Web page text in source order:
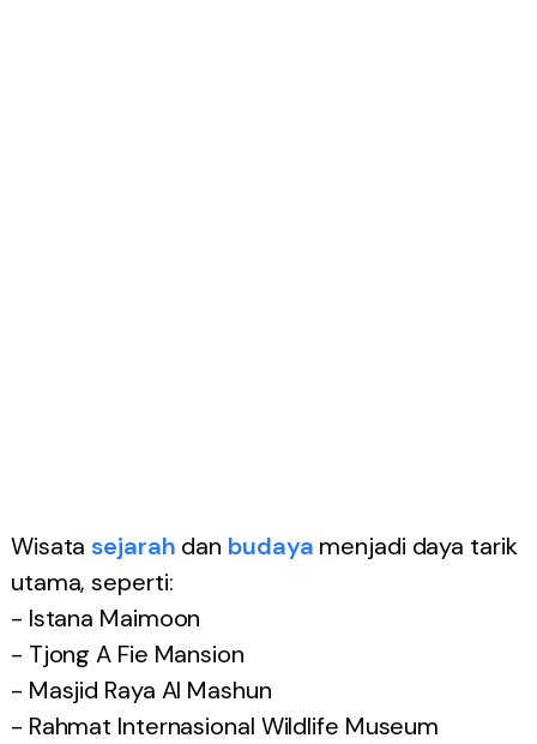
Wisatasejarah dan budaya menjadi daya tarik
utama, seperti:
- Istana Maimoon
- Tjong A Fie Mansion
- Masjid Raya Al Mashun
- Rahmat Internasional Wildlife Museum